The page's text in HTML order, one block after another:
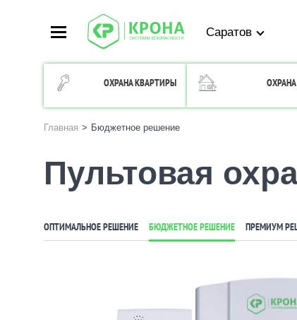
Саратов
ОХРАНА КВАРТИРЫ
Главная > Бюджетное решение
Пультовая
ОПТИМАЛЬНОЕ РЕШЕНИЕ БЮДЖЕТНОЕ РЕШЕНИЕ ПРЕМИУМ